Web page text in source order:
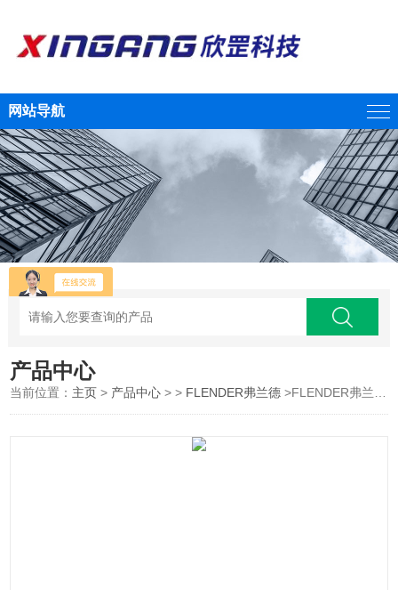
网站导航
产品中心
当前位置： 主页 > 产品中心 > > FLENDER弗兰德 >FLENDER弗兰德 风力涡轮机的动力源